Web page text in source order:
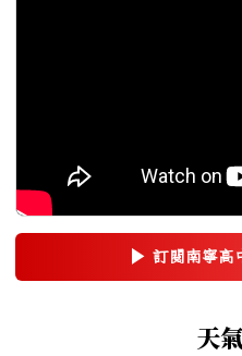
▶ 訂閱南寧高
天